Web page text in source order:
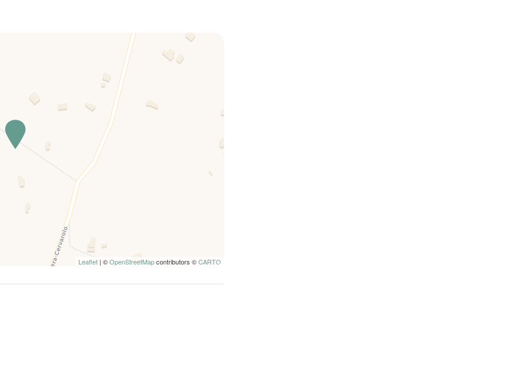
an einem Aussichtspunkt unweit von Ostuni. Von
das für seine Risotantini bekannt ist, sowie
des Alto Salento.
Leaflet | ©OpenStreetMapcontributors ©CARTO